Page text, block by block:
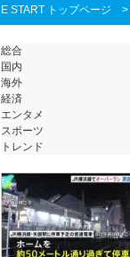
E START トップページ >
総合
国内
海外
経済
エンタメ
スポーツ
トレンド